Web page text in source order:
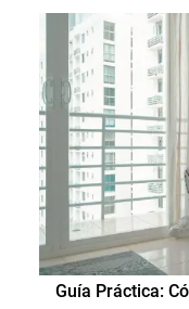
Guía Práctica: